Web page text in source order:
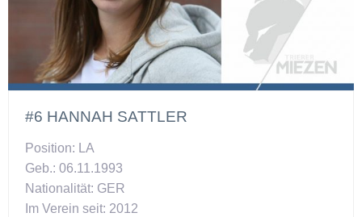
#6 HANNAH SATTLER
Position: LA
Geb.: 06.11.1993
Nationalität: GER
Im Verein seit: 2012